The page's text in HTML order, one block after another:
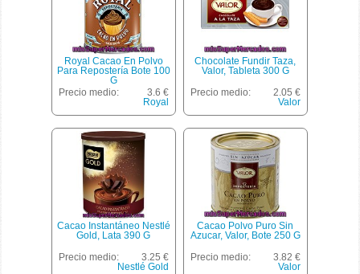
Royal Cacao En Polvo
Para Repostería Bote 100
G
Precio medio:
3.6 €
Royal
Chocolate Fundir Taza,
Valor, Tableta 300 G
Precio medio:
2.05 €
Valor
Cacao Instantáneo Nestlé
Gold, Lata 390 G
Precio medio:
3.25 €
Nestlé Gold
Cacao Polvo Puro Sin
Azucar, Valor, Bote 250 G
Precio medio:
3.82 €
Valor